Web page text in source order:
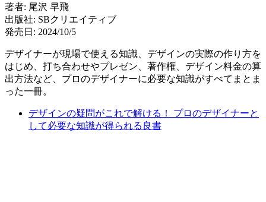
著者: 尾沢 早飛
出版社: SBクリエイティブ
発売日: 2024/10/5
デザイナーが現場で使える知識、デザインの実際の作り方を
はじめ、打ち合わせやプレゼン、著作権、デザイン料金の算
出方法など、プロのデザイナーに必要な知識がすべてまとま
った一冊。
デザインの疑問がこれで解ける！ プロのデザイナーと
して必要な知識が得られる良書